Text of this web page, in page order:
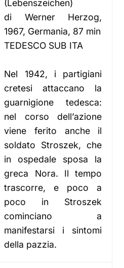
(Lebenszeichen)
di Werner Herzog,
1967, Germania, 87 min
TEDESCO SUB ITA
Nel 1942, i partigiani
cretesi attaccano la
guarnigione tedesca:
nel corso dell’azione
viene ferito anche il
soldato Stroszek, che
in ospedale sposa la
greca Nora. Il tempo
trascorre, e poco a
poco in Stroszek
cominciano a
manifestarsi i sintomi
della pazzia.